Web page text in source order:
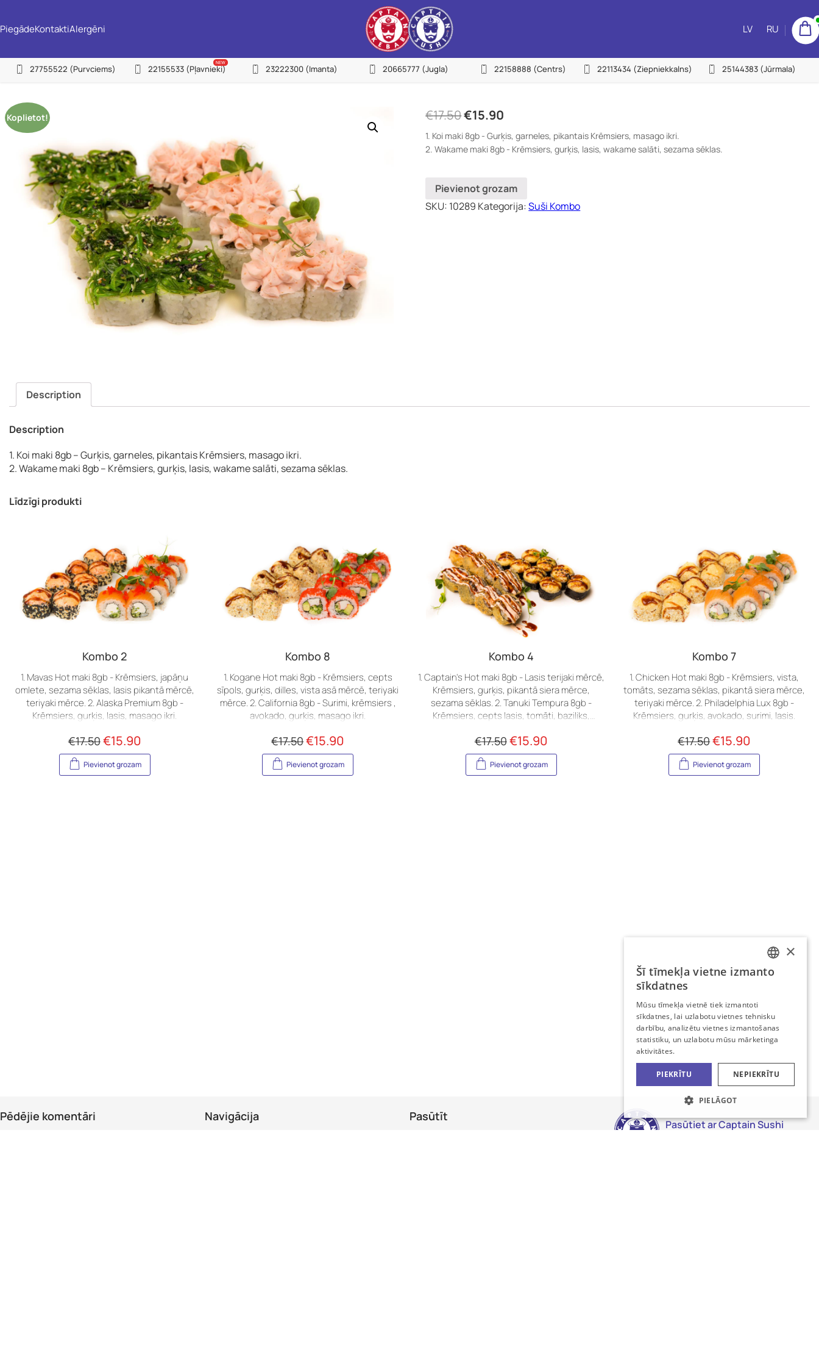
PiegādeKontaktiAlergēni
27755522
(Purvciems)
(Jugla)
22158888
(Centrs)
22113434
(Ziepniekkalns)
25144383
(Jūrmala)
LV RU
27755522 (Purvciems) 22155533 (Pļavnieki)
NEW
23222300 (Imanta) 20665777 (Jugla) 22158888 (Centrs) 22113434 (Ziepniekkalns) 25144383 (Jūrmala)
Koplietot! €17.50€15.90
1. Koi maki 8gb - Gurķis, garneles, pikantais Krēmsiers, masago ikri.
2. Wakame maki 8gb - Krēmsiers, gurķis, lasis, wakame salāti, sezama sēklas.
Pievienot grozam
SKU: 10289 Kategorija:Suši Kombo
Description
Description
1. Koi maki 8gb – Gurķis, garneles, pikantais Krēmsiers, masago ikri.
2. Wakame maki 8gb – Krēmsiers, gurķis, lasis, wakame salāti, sezama sēklas.
Līdzīgi produkti
Kombo 2
1. Mavas Hot maki 8gb - Krēmsiers, japāņu
omlete, sezama sēklas, lasis pikantā mērcē,
teriyaki mērce. 2. Alaska Premium 8gb -
Krēmsiers, gurķis, lasis, masago ikri.
€17.50€15.90
Pievienot grozam
Kombo 8
1. Kogane Hot maki 8gb - Krēmsiers, cepts
sīpols, gurķis, dilles, vista asā mērcē, teriyaki
mērce. 2. California 8gb - Surimi, krēmsiers ,
avokado, gurķis, masago ikri.
€17.50€15.90
Pievienot grozam
Kombo 4
1. Captain's Hot maki 8gb - Lasis terijaki mērcē,
Krēmsiers, gurķis, pikantā siera mērce,
sezama sēklas. 2. Tanuki Tempura 8gb -
Krēmsiers, cepts lasis, tomāti, baziliks,
€17.50€15.90
Pievienot grozam
Kombo 7
1. Chicken Hot maki 8gb - Krēmsiers, vista,
tomāts, sezama sēklas, pikantā siera mērce,
teriyaki mērce. 2. Philadelphia Lux 8gb -
Krēmsiers, gurķis, avokado, surimi, lasis.
€17.50€15.90
Pievienot grozam
Pēdējie komentāri Navigācija Pasūtīt
Pasūtiet ar Captain Sushi
LATVIAN
×
Šī tīmekļa vietne izmanto
sīkdatnes
Mūsu tīmekļa vietnē tiek izmantoti
sīkdatnes, lai uzlabotu vietnes tehnisku
darbību, analizētu vietnes izmantošanas
statistiku, un uzlabotu mūsu mārketinga
aktivitātes.
PIEKRĪTU NEPIEKRĪTU
PIELĀGOT